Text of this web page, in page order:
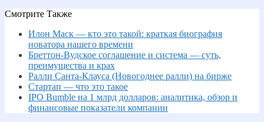
Смотрите Также
Илон Маск — кто это такой: краткая биография
новатора нашего времени
Бреттон-Вудское соглашение и система — суть,
преимущества и крах
Ралли Санта-Клауса (Новогоднее ралли) на бирже
Стартап — что это такое
IPO Bumble на 1 млрд долларов: аналитика, обзор и
финансовые показатели компании